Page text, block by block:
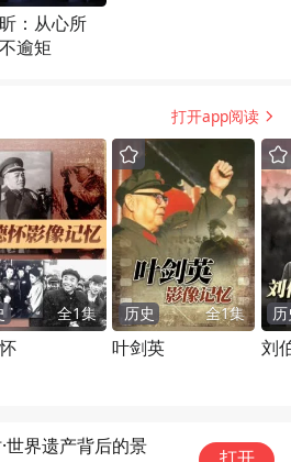
：从心所
逾矩
打开app阅读
全1集 历史 全1集
叶剑英 刘
世界遗产背后的景